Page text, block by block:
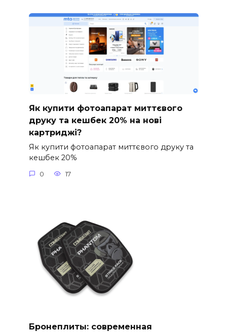
Як купити фотоапарат миттєвого
друку та кешбек 20% на нові
картриджі?
Як купити фотоапарат миттєвого друку та
кешбек 20%
0 17
Бронеплиты: современная